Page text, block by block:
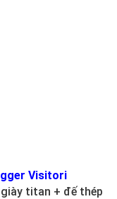
Visitori
titan + đế thép